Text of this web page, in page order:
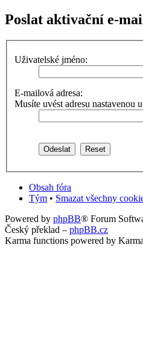
Poslat aktivační e-
Uživatelské jméno:
E-mailová adresa:
Musíte uvést adresu nastavenou
Obsah fóra
Tým • Smazat všechny
Powered by phpBB® Forum
Český překlad – phpBB.cz
Karma functions powered by